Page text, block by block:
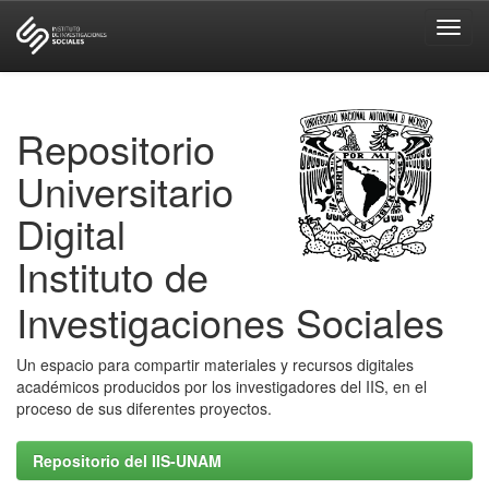
Repositorio
Universitario
Digital
Instituto de
Investigaciones Sociales
Un espacio para compartir materiales y recursos digitales
académicos producidos por los investigadores del IIS, en el
proceso de sus diferentes proyectos.
Repositorio del IIS-UNAM